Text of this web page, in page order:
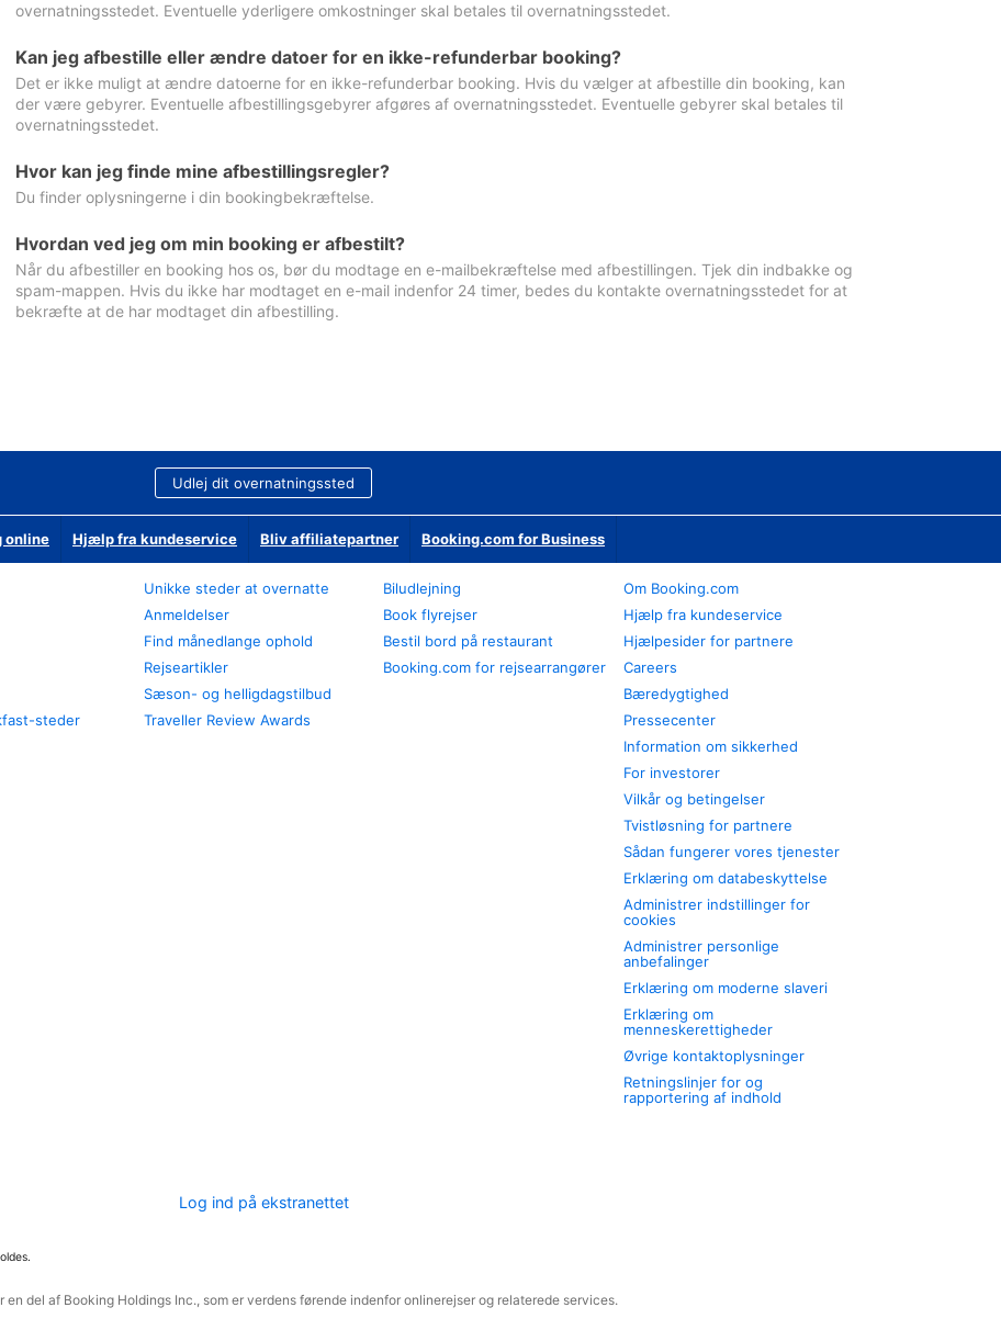
overnatningsstedet. Eventuelle yderligere omkostninger skal betales til overnatningsstedet.
Kan jeg afbestille eller ændre datoer for en ikke-refunderbar booking?
Det er ikke muligt at ændre datoerne for en ikke-refunderbar booking. Hvis du vælger at afbestille din booking, kan
der være gebyrer. Eventuelle afbestillingsgebyrer afgøres af overnatningsstedet. Eventuelle gebyrer skal betales til
overnatningsstedet.
Hvor kan jeg finde mine afbestillingsregler?
Du finder oplysningerne i din bookingbekræftelse.
Hvordan ved jeg om min booking er afbestilt?
Når du afbestiller en booking hos os, bør du modtage en e-mailbekræftelse med afbestillingen. Tjek din indbakke og
spam-mappen. Hvis du ikke har modtaget en e-mail indenfor 24 timer, bedes du kontakte overnatningsstedet for at
bekræfte at de har modtaget din afbestilling.
Udlej dit overnatningssted
online Hjælp fra kundeservice Bliv affiliatepartner Booking.com for Business
steder
Unikke steder at overnatte
Anmeldelser
Find månedlange ophold
Rejseartikler
Sæson- og helligdagstilbud
Traveller Review Awards
Biludlejning
Book flyrejser
Bestil bord på restaurant
Booking.com for rejsearrangører
Om Booking.com
Hjælp fra kundeservice
Hjælpesider for partnere
Careers
Bæredygtighed
Pressecenter
Information om sikkerhed
For investorer
Vilkår og betingelser
Tvistløsning for partnere
Sådan fungerer vores tjenester
Erklæring om databeskyttelse
Administrer indstillinger for
cookies
Administrer personlige
anbefalinger
Erklæring om moderne slaveri
Erklæring om
menneskerettigheder
Øvrige kontaktoplysninger
Retningslinjer for og
rapportering af indhold
Log ind på ekstranettet
en del af Booking Holdings Inc., som er verdens førende indenfor onlinerejser og relaterede services.